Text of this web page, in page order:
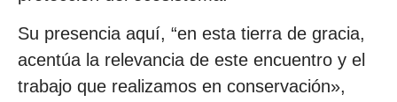
Su presencia aquí, “en esta tierra de gracia,
acentúa la relevancia de este encuentro y el
trabajo que realizamos en conservación»,